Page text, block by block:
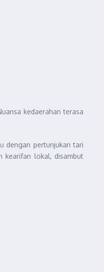
kedaerahan terasa
dengan pertunjukan tari
kearifan lokal, disambut